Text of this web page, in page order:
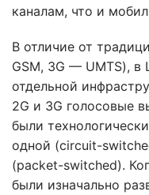
каналам, что и
В отличие от
GSM, 3G — UMTS), в
отдельной
2G и 3G голосовые
были
одной (circuit-
(packet-switched).
были изначально